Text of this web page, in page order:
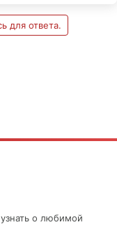
для ответа.
о любимой